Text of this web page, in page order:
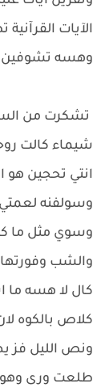
الآيات
وهسه تشوفين
تشكرت من
شيماء كالت
انتي تحجين هو
وسولفنه
وسوي مثل ما
والشب
كال لا هسه
كلاص بالكوه
ونص الليل فز
طلعت ورى وهو